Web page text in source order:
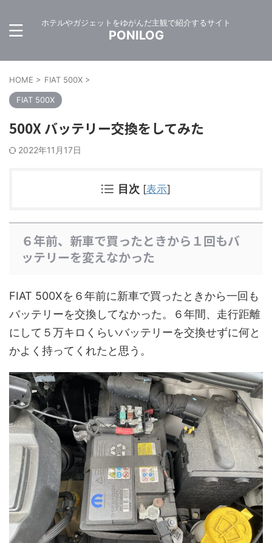
ホテルやガジェットをゆがんだ主観で紹介するサイト
PONILOG
HOME > FIAT 500X >
FIAT 500X
500X バッテリー交換をしてみた
2022年11月17日
目次 [表示]
６年前、新車で買ったときから１回もバ
ッテリーを変えなかった
FIAT 500Xを６年前に新車で買ったときから一回も
バッテリーを交換してなかった。６年間、走行距離
にして５万キロくらいバッテリーを交換せずに何と
かよく持ってくれたと思う。